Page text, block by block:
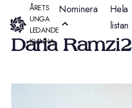
Hoppa
till
innehåll
ÅRETS
UNGA
LEDANDE
KVINNA
Nominera
Hela
listan
Daria Ramzi2